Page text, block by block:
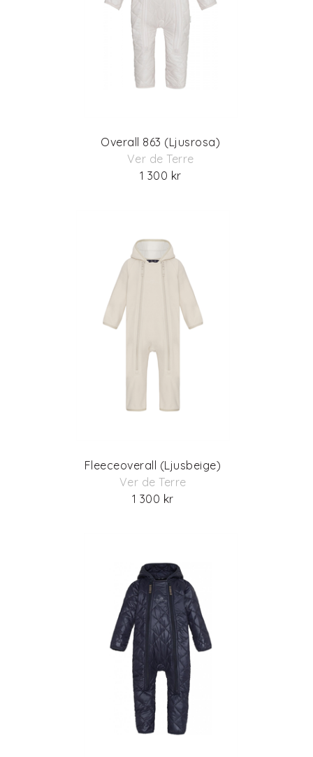
Overall 863 (Ljusrosa)
Ver de Terre
1 300 kr
Fleeceoverall (Ljusbeige)
Ver de Terre
1 300 kr